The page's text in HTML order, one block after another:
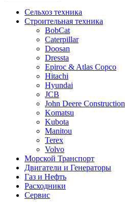
Сельхоз техника
Строительная техника
BobCat
Caterpillar
Doosan
Dressta
Epiroc & Atlas Copco
Hitachi
Hyundai
JCB
John Deere Construction
Komatsu
Kubota
Manitou
Terex
Volvo
Морской Транспорт
Двигатели и Генераторы
Газ и Нефть
Расходники
Сервис